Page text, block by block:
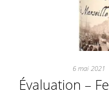
6 mai 2021
Évaluation –